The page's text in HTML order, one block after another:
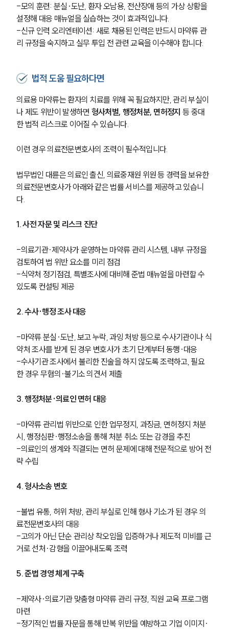
-모의 훈련: 분실·도난, 환자 오남용, 전산장애 등의 가상 상황을
설정해 대응 매뉴얼을 실습하는 것이 효과적입니다.
-신규 인력 오리엔테이션: 새로 채용된 인력은 반드시 마약류 관
리 규정을 숙지하고 실무 투입 전 관련 교육을 이수해야 합니다.
법적 도움 필요하다면
의료용 마약류는 환자의 치료를 위해 꼭 필요하지만, 관리 부실이
나 제도 위반이 발생하면 형사처벌, 행정처분, 면허정지 등 중대
한 법적 리스크로 이어질 수 있습니다.
이런 경우 의료전문변호사의 조력이 필수적입니다.
법무법인 대륜은 의료인 출신, 의료중재원 위원 등 경력을 보유한
의료전문변호사가 아래와 같은 법률 서비스를 제공하고 있습니
다.
1. 사전 자문 및 리스크 진단
-의료기관·제약사가 운영하는 마약류 관리 시스템, 내부 규정을
검토하여 법 위반 요소를 미리 점검
-식약처 정기점검, 특별조사에 대비해 준법 매뉴얼을 마련할 수
있도록 컨설팅 제공
2. 수사·행정 조사 대응
-마약류 분실·도난, 보고 누락, 과잉 처방 등으로 수사기관이나 식
약처 조사를 받게 된 경우 변호사가 초기 단계부터 동행·대응
-수사기관 조사에서 불리한 진술을 하지 않도록 조력하고, 필요
한 경우 무혐의·불기소 의견서 제출
3. 행정처분·의료인 면허 대응
-마약류 관리법 위반으로 인한 업무정지, 과징금, 면허정지 처분
시, 행정심판·행정소송을 통해 처분 취소 또는 감경을 추진
-의료인의 생계와 직결되는 면허 문제에 대해 전문적으로 방어 전
략 수립
4. 형사소송 변호
-불법 유통, 허위 처방, 관리 부실로 인해 형사 기소가 된 경우 의
료전문변호사의 대응
-고의가 아닌 단순 관리상 착오임을 입증하거나 제도적 미비를 근
거로 선처·감형을 이끌어내도록 조력
5. 준법 경영 체계 구축
-제약사·의료기관 맞춤형 마약류 관리 규정, 직원 교육 프로그램
마련
-정기적인 법률 자문을 통해 반복 위반을 예방하고 기업 이미지·